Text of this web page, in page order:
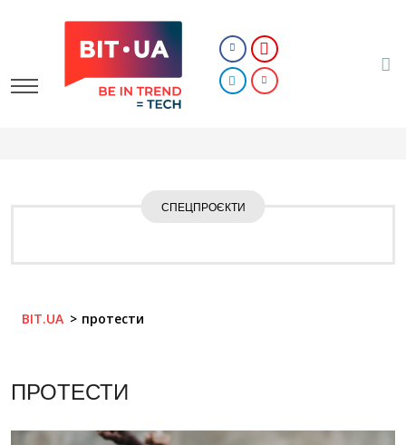
СПЕЦПРОЄКТИ
BIT.UA протести
ПРОТЕСТИ